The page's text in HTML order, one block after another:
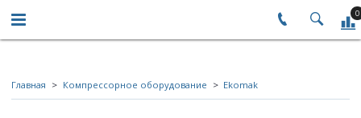
0
Главная Компрессорное оборудование Ekomak